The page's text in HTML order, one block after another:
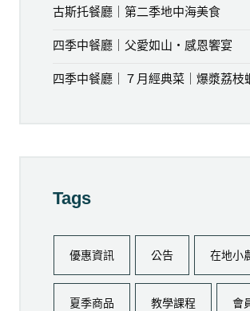
古斯托餐廳｜第二季地中海美食
四季中餐廳｜父愛如山・感恩饗宴
四季中餐廳｜７月經典菜｜爆漿荔枝
Tags
優惠資訊 公告 在地小
夏季商品 教學課程 會